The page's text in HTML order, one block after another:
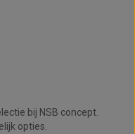
bij NSB concept.
opties.